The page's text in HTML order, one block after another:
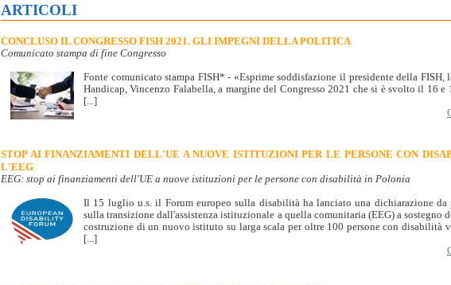
ARTICOLI
CONCLUSO IL CONGRESSO FISH 2021. GLI IMPEGNI DELLA POLITICA
Comunicato stampa di fine Congresso
Fonte comunicato stampa FISH* - «Esprime soddisfazione il presidente della FISH,
Handicap, Vincenzo Falabella, a margine del Congresso 2021 che si è svolto il 16
[...]
STOP AI FINANZIAMENTI DELL'UE A NUOVE ISTITUZIONI PER LE PERSONE CON
L'EEG
EEG: stop ai finanziamenti dell'UE a nuove istituzioni per le persone con disabilità in Polonia
Il 15 luglio u.s. il Forum europeo sulla disabilità ha lanciato una dichiarazione da
sulla transizione dall'assistenza istituzionale a quella comunitaria (EEG) a sostegno
costruzione di un nuovo istituto su larga scala per oltre 100 persone con
[...]